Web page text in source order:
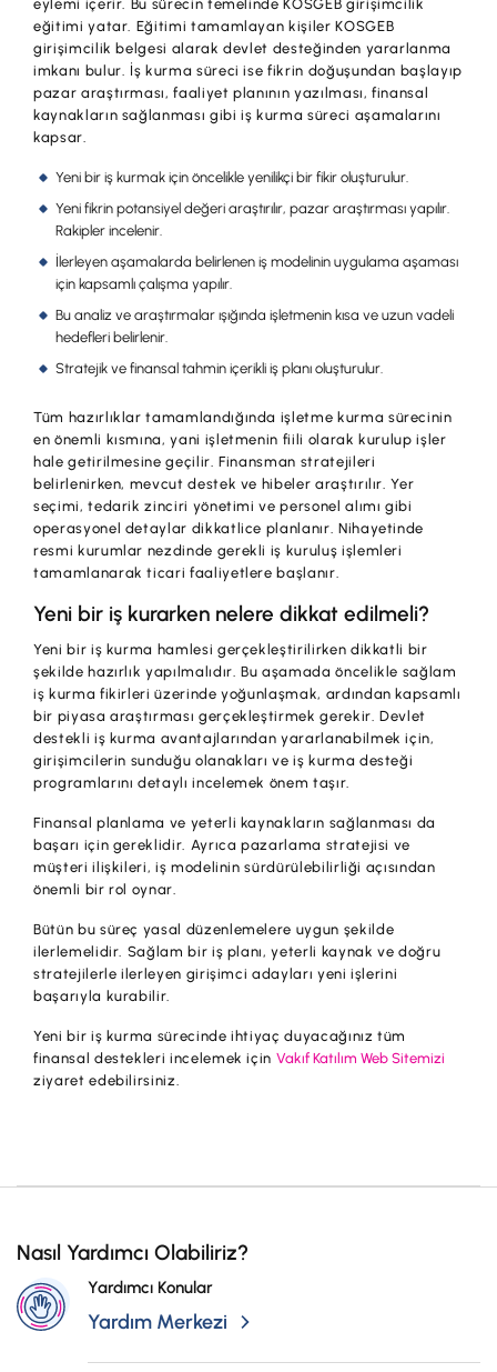
eylemi içerir. Bu sürecin temelinde KOSGEB girişimcilik
eğitimi yatar. Eğitimi tamamlayan kişiler KOSGEB
girişimcilik belgesi alarak devlet desteğinden yararlanma
imkanı bulur. İş kurma süreci ise fikrin doğuşundan başlayıp
pazar araştırması, faaliyet planının yazılması, finansal
kaynakların sağlanması gibi iş kurma süreci aşamalarını
kapsar.
Yeni bir iş kurmak için öncelikle yenilikçi bir fikir oluşturulur.
Yeni fikrin potansiyel değeri araştırılır, pazar araştırması yapılır.
Rakipler incelenir.
İlerleyen aşamalarda belirlenen iş modelinin uygulama aşaması
için kapsamlı çalışma yapılır.
Bu analiz ve araştırmalar ışığında işletmenin kısa ve uzun vadeli
hedefleri belirlenir.
Stratejik ve finansal tahmin içerikli iş planı oluşturulur.
Tüm hazırlıklar tamamlandığında işletme kurma sürecinin
en önemli kısmına, yani işletmenin fiili olarak kurulup işler
hale getirilmesine geçilir. Finansman stratejileri
belirlenirken, mevcut destek ve hibeler araştırılır. Yer
seçimi, tedarik zinciri yönetimi ve personel alımı gibi
operasyonel detaylar dikkatlice planlanır. Nihayetinde
resmi kurumlar nezdinde gerekli iş kuruluş işlemleri
tamamlanarak ticari faaliyetlere başlanır.
Yeni bir iş kurarken nelere dikkat edilmeli?
Yeni bir iş kurma hamlesi gerçekleştirilirken dikkatli bir
şekilde hazırlık yapılmalıdır. Bu aşamada öncelikle sağlam
iş kurma fikirleri üzerinde yoğunlaşmak, ardından kapsamlı
bir piyasa araştırması gerçekleştirmek gerekir. Devlet
destekli iş kurma avantajlarından yararlanabilmek için,
girişimcilerin sunduğu olanakları ve iş kurma desteği
programlarını detaylı incelemek önem taşır.
Finansal planlama ve yeterli kaynakların sağlanması da
başarı için gereklidir. Ayrıca pazarlama stratejisi ve
müşteri ilişkileri, iş modelinin sürdürülebilirliği açısından
önemli bir rol oynar.
Bütün bu süreç yasal düzenlemelere uygun şekilde
ilerlemelidir. Sağlam bir iş planı, yeterli kaynak ve doğru
stratejilerle ilerleyen girişimci adayları yeni işlerini
başarıyla kurabilir.
Yeni bir iş kurma sürecinde ihtiyaç duyacağınız tüm
finansal destekleri incelemek için Vakıf Katılım Web Sitemizi
ziyaret edebilirsiniz.
Nasıl Yardımcı Olabiliriz?
Yardımcı Konular
Yardım Merkezi